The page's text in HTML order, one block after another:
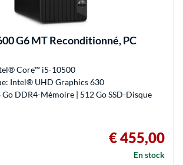
G6 MT Reconditionné, PC
Core™ i5-10500
Intel® UHD Graphics 630
DDR4-Mémoire | 512 Go SSD-Disque
€ 455,00
En stock